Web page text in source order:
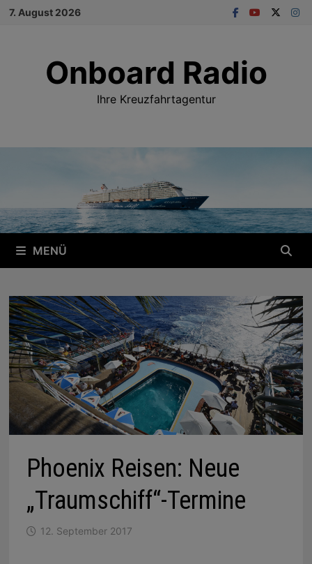
Zum
7. August 2026
Onboard Radio
Ihre Kreuzfahrtagentur
MENÜ
Phoenix Reisen: Neue
„Traumschiff“-Termine
12. September 2017